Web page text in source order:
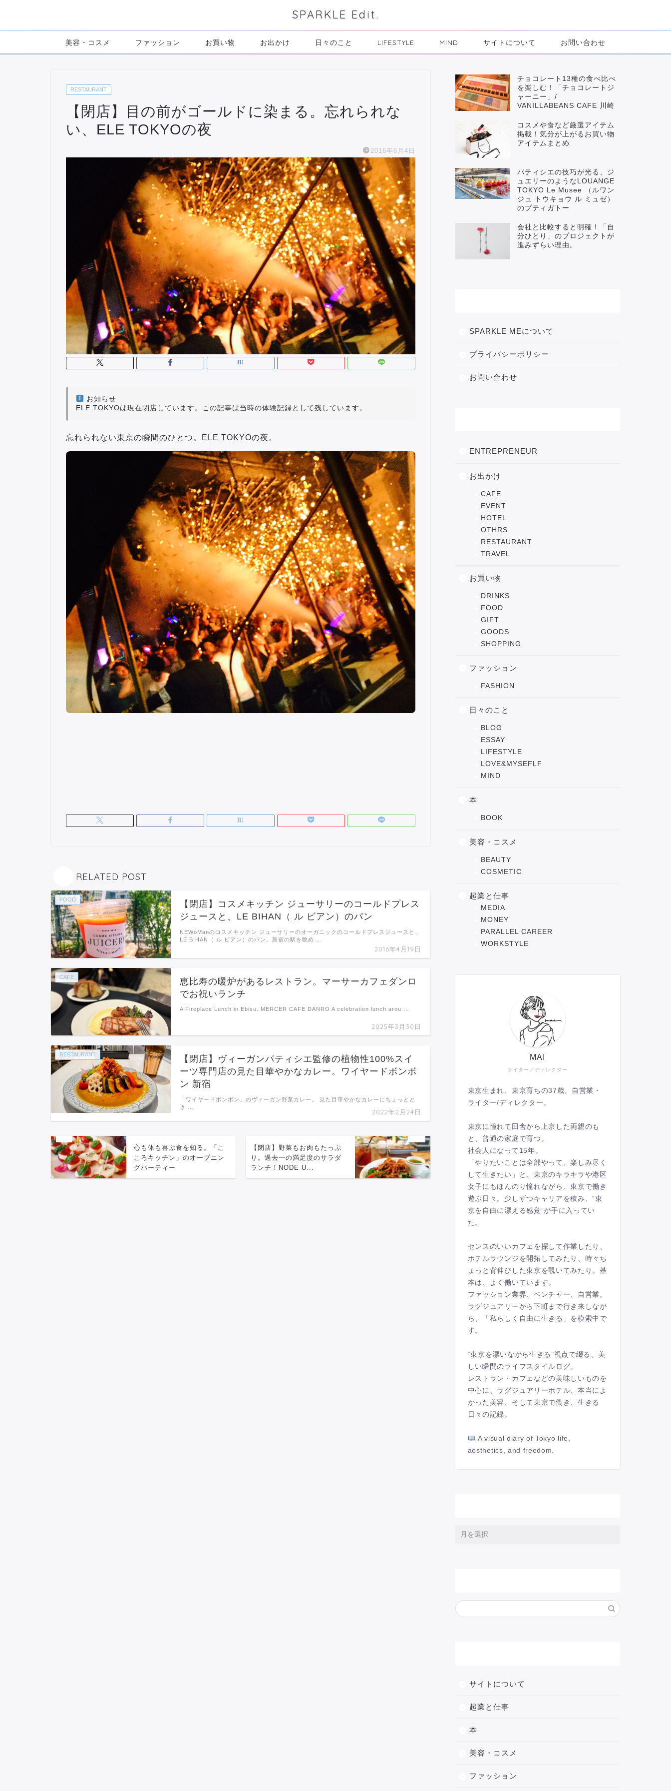
SPARKLE Edit.
美容・コスメ ファッション お買い物 お出かけ 日々のこと LIFESTYLE MIND サイトについて お問い合わせ
RESTAURANT
【閉店】目の前がゴールドに染まる。忘れられな
い、ELE TOKYOの夜
2016年6月4日
お知らせ
ELE TOKYOは現在閉店しています。この記事は当時の体験記録として残しています。
忘れられない東京の瞬間のひとつ。ELE TOKYOの夜。
RELATED POST
FOOD
【閉店】コスメキッチン ジューサリーのコールドプレス
ジュースと、LE BIHAN（ ル ビアン）のパン
2016年4月19日
NEWoManのコスメキッチン ジューサリーのオーガニックのコールドプレスジュースと、
LE BIHAN（ ル ビアン）のパン。新宿の駅を眺め …
CAFE
恵比寿の暖炉があるレストラン。マーサーカフェダンロ
でお祝いランチ
2025年3月30日
A Fireplace Lunch in Ebisu. MERCER CAFE DANRO A celebration lunch arou …
RESTAURANT
【閉店】ヴィーガンパティシエ監修の植物性100%スイ
ーツ専門店の見た目華やかなカレー。ワイヤードボンボ
ン 新宿
2022年2月24日
「ワイヤードボンボン」のヴィーガン野菜カレー。 見た目華やかなカレーにちょっとと
き …
心も体も喜ぶ食を知る。「こ
ころキッチン」のオープニン
グパーティー
【閉店】野菜もお肉もたっぷ
り。過去一の満足度のサラダ
ランチ！NODE U...
チョコレート13種の食べ比べ
を楽しむ！「チョコレートジ
ャーニー」/
VANILLABEANS CAFE 川崎
コスメや食など厳選アイテム
掲載！気分が上がるお買い物
アイテムまとめ
パティシエの技巧が光る、ジ
ュエリーのようなLOUANGE
TOKYO Le Musee （ルワン
ジュ トウキョウ ル ミュゼ）
のプティガトー
会社と比較すると明確！「自
分ひとり」のプロジェクトが
進みずらい理由。
SPARKLE MEについて
プライバシーポリシー
お問い合わせ
ENTREPRENEUR
お出かけ
CAFE
EVENT
HOTEL
OTHRS
RESTAURANT
TRAVEL
お買い物
DRINKS
FOOD
GIFT
GOODS
SHOPPING
ファッション
FASHION
日々のこと
BLOG
ESSAY
LIFESTYLE
LOVE&MYSEFLF
MIND
本
BOOK
美容・コスメ
BEAUTY
COSMETIC
起業と仕事
MEDIA
MONEY
PARALLEL CAREER
WORKSTYLE
ライター／ディレクター
MAI
東京生まれ、東京育ちの37歳。自営業・
ライター/ディレクター。
東京に憧れて田舎から上京した両親のも
と、普通の家庭で育つ。
社会人になって15年。
「やりたいことは全部やって、楽しみ尽く
して生きたい」と、東京のキラキラや港区
女子にもほんのり憧れながら、東京で働き
遊ぶ日々。少しずつキャリアを積み、“東
京を自由に漂える感覚”が手に入ってい
た。
センスのいいカフェを探して作業したり、
ホテルラウンジを開拓してみたり、時々ち
ょっと背伸びした東京を覗いてみたり。基
本は、よく働いています。
ファッション業界、ベンチャー、自営業。
ラグジュアリーから下町まで行き来しなが
ら、「私らしく自由に生きる」を模索中で
す。
“東京を漂いながら生きる”視点で綴る、美
しい瞬間のライフスタイルログ。
レストラン・カフェなどの美味しいものを
中心に、ラグジュアリーホテル、本当によ
かった美容、そして東京で働き、生きる
日々の記録。
A visual diary of Tokyo life,
aesthetics, and freedom.
サイトについて
起業と仕事
本
美容・コスメ
ファッション